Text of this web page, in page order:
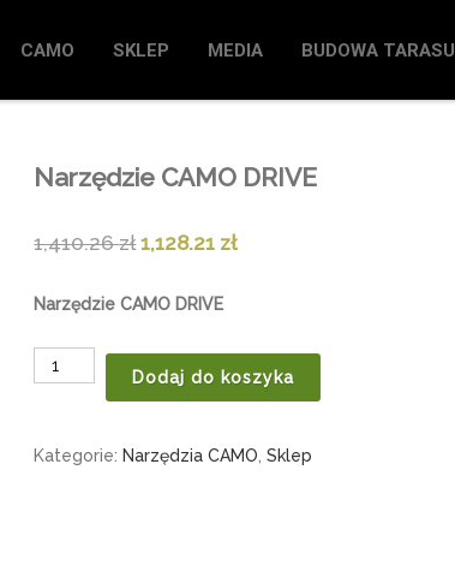
CAMO SKLEP MEDIA BUDOWA TARASU
Narzędzie CAMO DRIVE
1,410.26zł 1,128.21 zł
Narzędzie CAMO DRIVE
Dodaj do koszyka
Kategorie: Narzędzia CAMO ,Sklep